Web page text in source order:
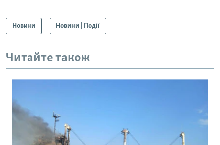
Новини Новини | Події
Читайте також